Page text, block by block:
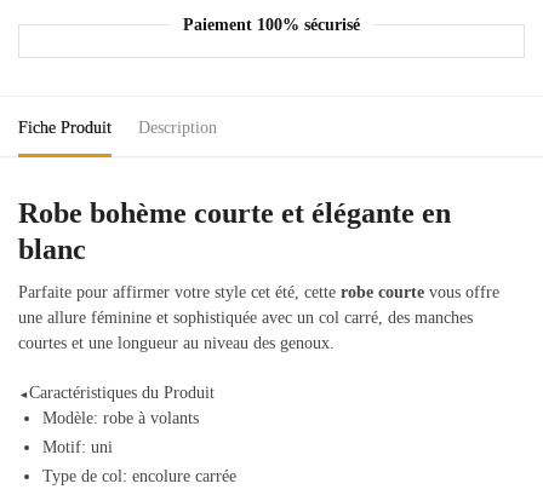
Paiement 100% sécurisé
Fiche Produit Description
Robe bohème courte et élégante en
blanc
Parfaite pour affirmer votre style cet été, cette robe courte vous offre
une allure féminine et sophistiquée avec un col carré, des manches
courtes et une longueur au niveau des genoux.
◄Caractéristiques du Produit
Modèle: robe à volants
Motif: uni
Type de col: encolure carrée